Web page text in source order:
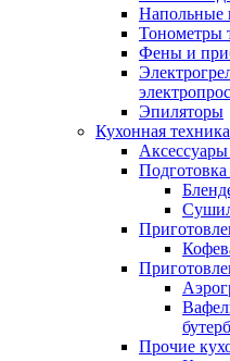
Напольные
Тонометры
Фены и
Эпиляторы
Кухонная техника
Прочие